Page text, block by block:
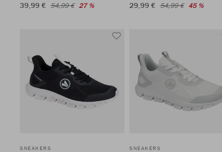
39,99 € 54,99 € 27 %
29,99 € 54,99 € 45 %
SNEAKERS SNEAKERS